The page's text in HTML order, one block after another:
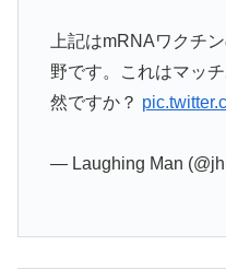
上記はmRNAワクチ
野です。これはマッ
然ですか？
— Laughing Man